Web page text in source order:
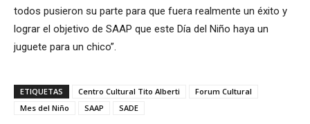
todos pusieron su parte para que fuera realmente un éxito y
lograr el objetivo de SAAP que este Día del Niño haya un
juguete para un chico”.
ETIQUETAS Centro Cultural Tito Alberti
Forum Cultural
Mes del Niño
SAAP SADE